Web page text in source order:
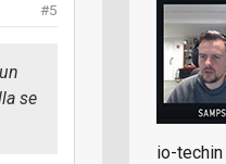
#5
se
io-